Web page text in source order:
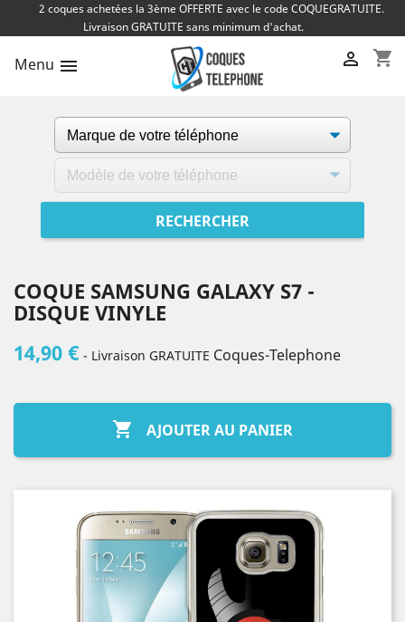
2 coques achetées la 3ème OFFERTE avec le code COQUEGRATUITE.
Livraison GRATUITE sans minimum d'achat.
Menu  shopping_cart

COQUE SAMSUNG GALAXY S7 -
DISQUE VINYLE
14,90 € - Livraison GRATUITE Coques-Telephone
 AJOUTER AU PANIER